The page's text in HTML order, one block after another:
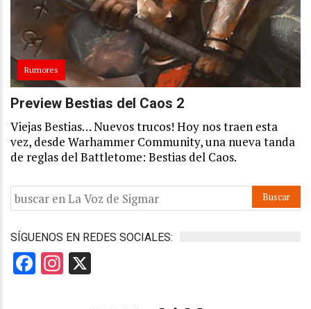
Rumores
Preview Bestias del Caos 2
Viejas Bestias… Nuevos trucos! Hoy nos traen esta
vez, desde Warhammer Community, una nueva tanda
de reglas del Battletome: Bestias del Caos.
SÍGUENOS EN REDES SOCIALES:
Facebook
Instagram